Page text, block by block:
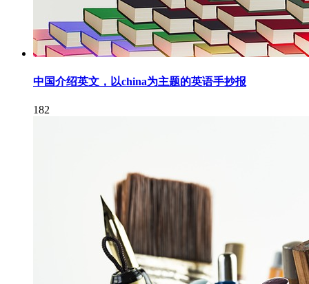
中国介绍英文，以china为主题的英语手抄报
182